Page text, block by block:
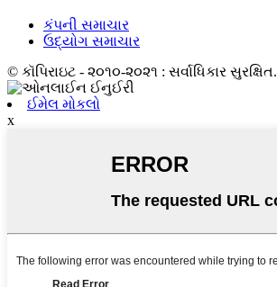
કંપની સમાચાર
ઉદ્યોગ સમાચાર
© કૉપિરાઇટ - ૨૦૧૦-૨૦૨૧ : સર્વાધિકાર સુરક્ષિત.
ઈમેલ મોકલો
x